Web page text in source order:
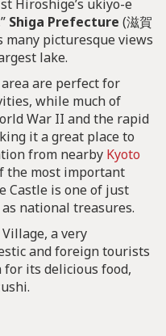
Hiroshige’s ukiyo-e
Shiga Prefecture (滋賀
many picturesque views
lake.
are perfect for
while much of
War II and the rapid
it a great place to
from nearby Kyoto
the most important
Castle is one of just
national treasures.
a very
and foreign tourists
its delicious food,